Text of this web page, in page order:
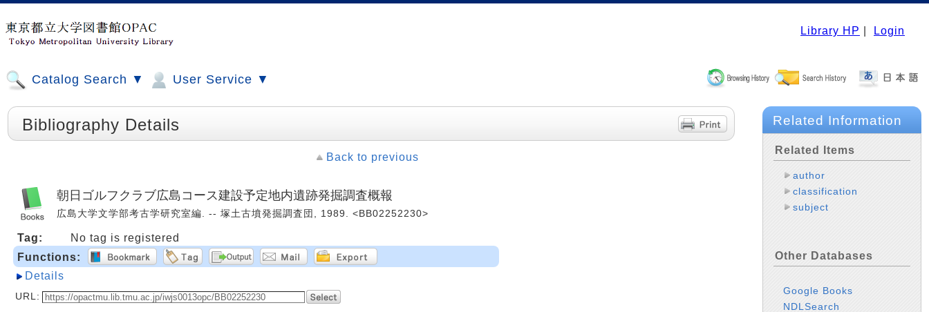
Library HP Login
Catalog Search ▼ User Service ▼
Bibliography Details
Back to previous
朝日ゴルフクラブ広島コース建設予定地内遺跡発掘調査概報
広島大学文学部考古学研究室編. -- 塚土古墳発掘調査団, 1989. <BB02252230>
Tag:
No tag is registered
Functions:
Details
URL:
Related Information
Related Items
author
classification
subject
Other Databases
Google Books
NDLSearch